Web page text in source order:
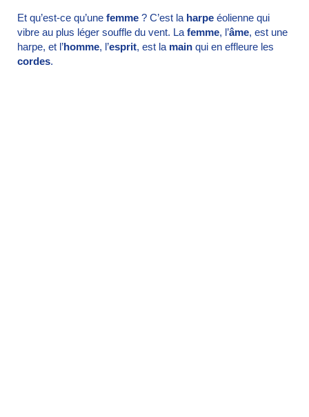
Et qu’est-ce qu’une femme ? C’est la harpe éolienne qui
vibre au plus léger souffle du vent. La femme, l’âme, est une
harpe, et l’homme, l’esprit, est la main qui en effleure les
cordes.